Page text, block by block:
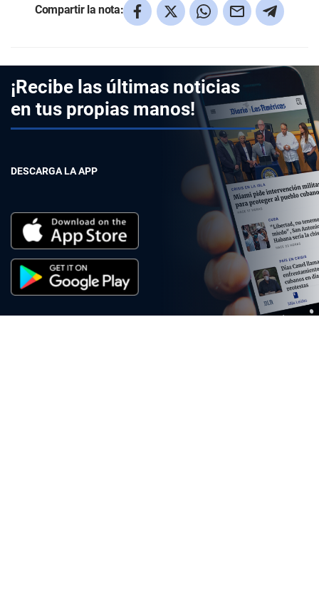
Compartir la nota:
¡Recibe las últimas noticias
en tus propias manos!
DESCARGA LA APP